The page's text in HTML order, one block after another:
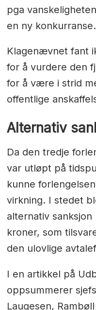
pga
en ny konkurranse.
Klagenævnet fant
for å vurdere den
for å være i strid
offentlige
Alternativ
Da den tredje
var utløpt på
kunne
virkning. I stedet
alternativ
kroner, som
den ulovlige
I en artikkel på
oppsummerer
Laugesen,